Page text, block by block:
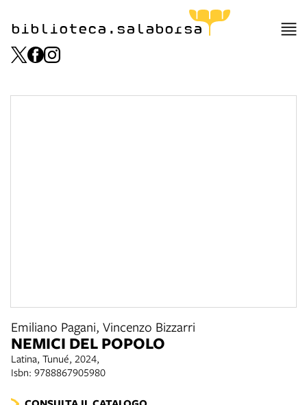
biblioteca.salaborsa
Emiliano Pagani, Vincenzo Bizzarri
NEMICI DEL POPOLO
Latina, Tunué, 2024,
Isbn: 9788867905980